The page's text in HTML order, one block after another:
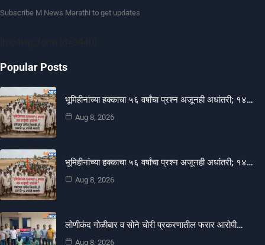
Subscribe M News Marathi to get updates
Popular Posts
भूमिहीनांच्या हक्काचा ५६ वर्षांचा प्रश्न अजूनही अधांतरी; १४…
Aug 8, 2026
भूमिहीनांच्या हक्काचा ५६ वर्षांचा प्रश्न अजूनही अधांतरी; १४…
Aug 8, 2026
लोणीकंद गोळीबार व सोने चोरी प्रकरणातील फरार आरोपी…
Aug 8, 2026